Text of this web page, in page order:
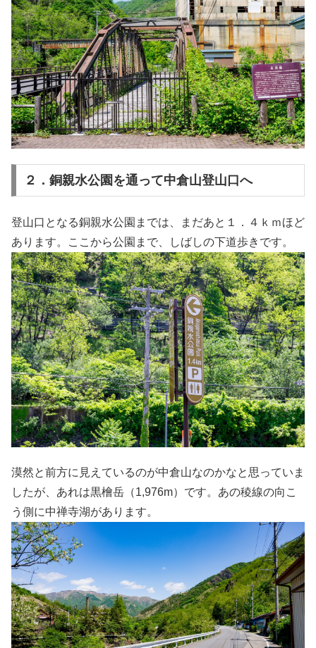
２．銅親水公園を通って中倉山登山口へ
登山口となる銅親水公園までは、まだあと１．４ｋｍほど
あります。ここから公園まで、しばしの下道歩きです。
漠然と前方に見えているのが中倉山なのかなと思っていま
したが、あれは黒檜岳（1,976m）です。あの稜線の向こ
う側に中禅寺湖があります。